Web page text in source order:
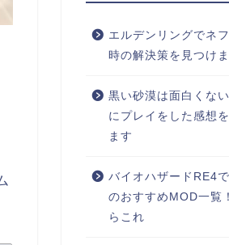
エルデンリングでネ
時の解決策を見つけま
黒い砂漠は面白くな
にプレイをした感想
ます
バイオハザードRE4
のおすすめMOD一覧
らこれ